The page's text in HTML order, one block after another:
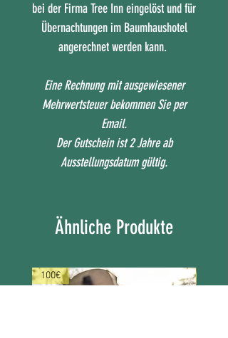
bei der Firma Tree Inn eingelöst und für
Übernachtungen im Baumhaushotel
angerechnet werden kann.
Eine Rechnung mit ausgewiesener
Mehrwertsteuer bekommen Sie per
Email.
Der Gutschein ist 2 Jahre ab
Ausstellungsdatum gültig.
Ähnliche Produkte
100€